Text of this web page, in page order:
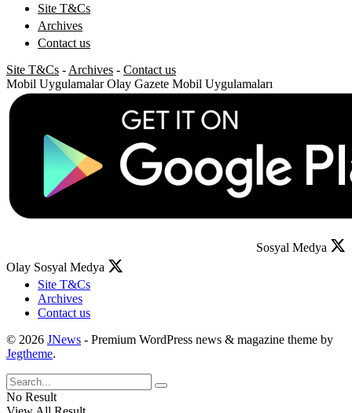
Site T&Cs
Archives
Contact us
Site T&Cs - Archives - Contact us
Mobil Uygulamalar Olay Gazete Mobil Uygulamaları
Sosyal Medya
Olay Sosyal Medya
Site T&Cs
Archives
Contact us
© 2026 JNews - Premium WordPress news & magazine theme by
Jegtheme.
No Result